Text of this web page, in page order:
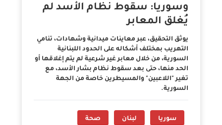
وسوريا: سقوط نظام الأسد لم
يُغلق المعابر
يوثق التحقيق، عبر معاينات ميدانية وشهادات، تنامي
التهريب بمختلف أشكاله على الحدود اللبنانية
السورية، من خلال معابر غير شرعية لم يتم إغلاقها أو
الحد منها، حتى بعد سقوط نظام بشار الأسد، مع
تغير "اللاعبين" والمسيطرين خاصة من الجهة
السورية.
سوريا لبنان صحة